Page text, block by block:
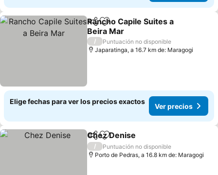
CompartirAgregar a favoritos
Rancho Capile Suites a
Beira Mar
/
Puntuación no disponible
Japaratinga, a 16.7 km de: Maragogi
Elige fechas para ver los precios exactos
Ver precios
CompartirAgregar a favoritos
Chez Denise
/
Puntuación no disponible
Porto de Pedras, a 16.8 km de: Maragogi